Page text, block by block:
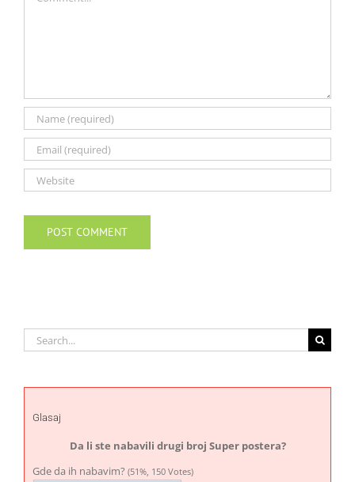
Search
for:
Glasaj
Da li ste nabavili drugi broj Super postera?
Gde da ih nabavim? (51%, 150 Votes)